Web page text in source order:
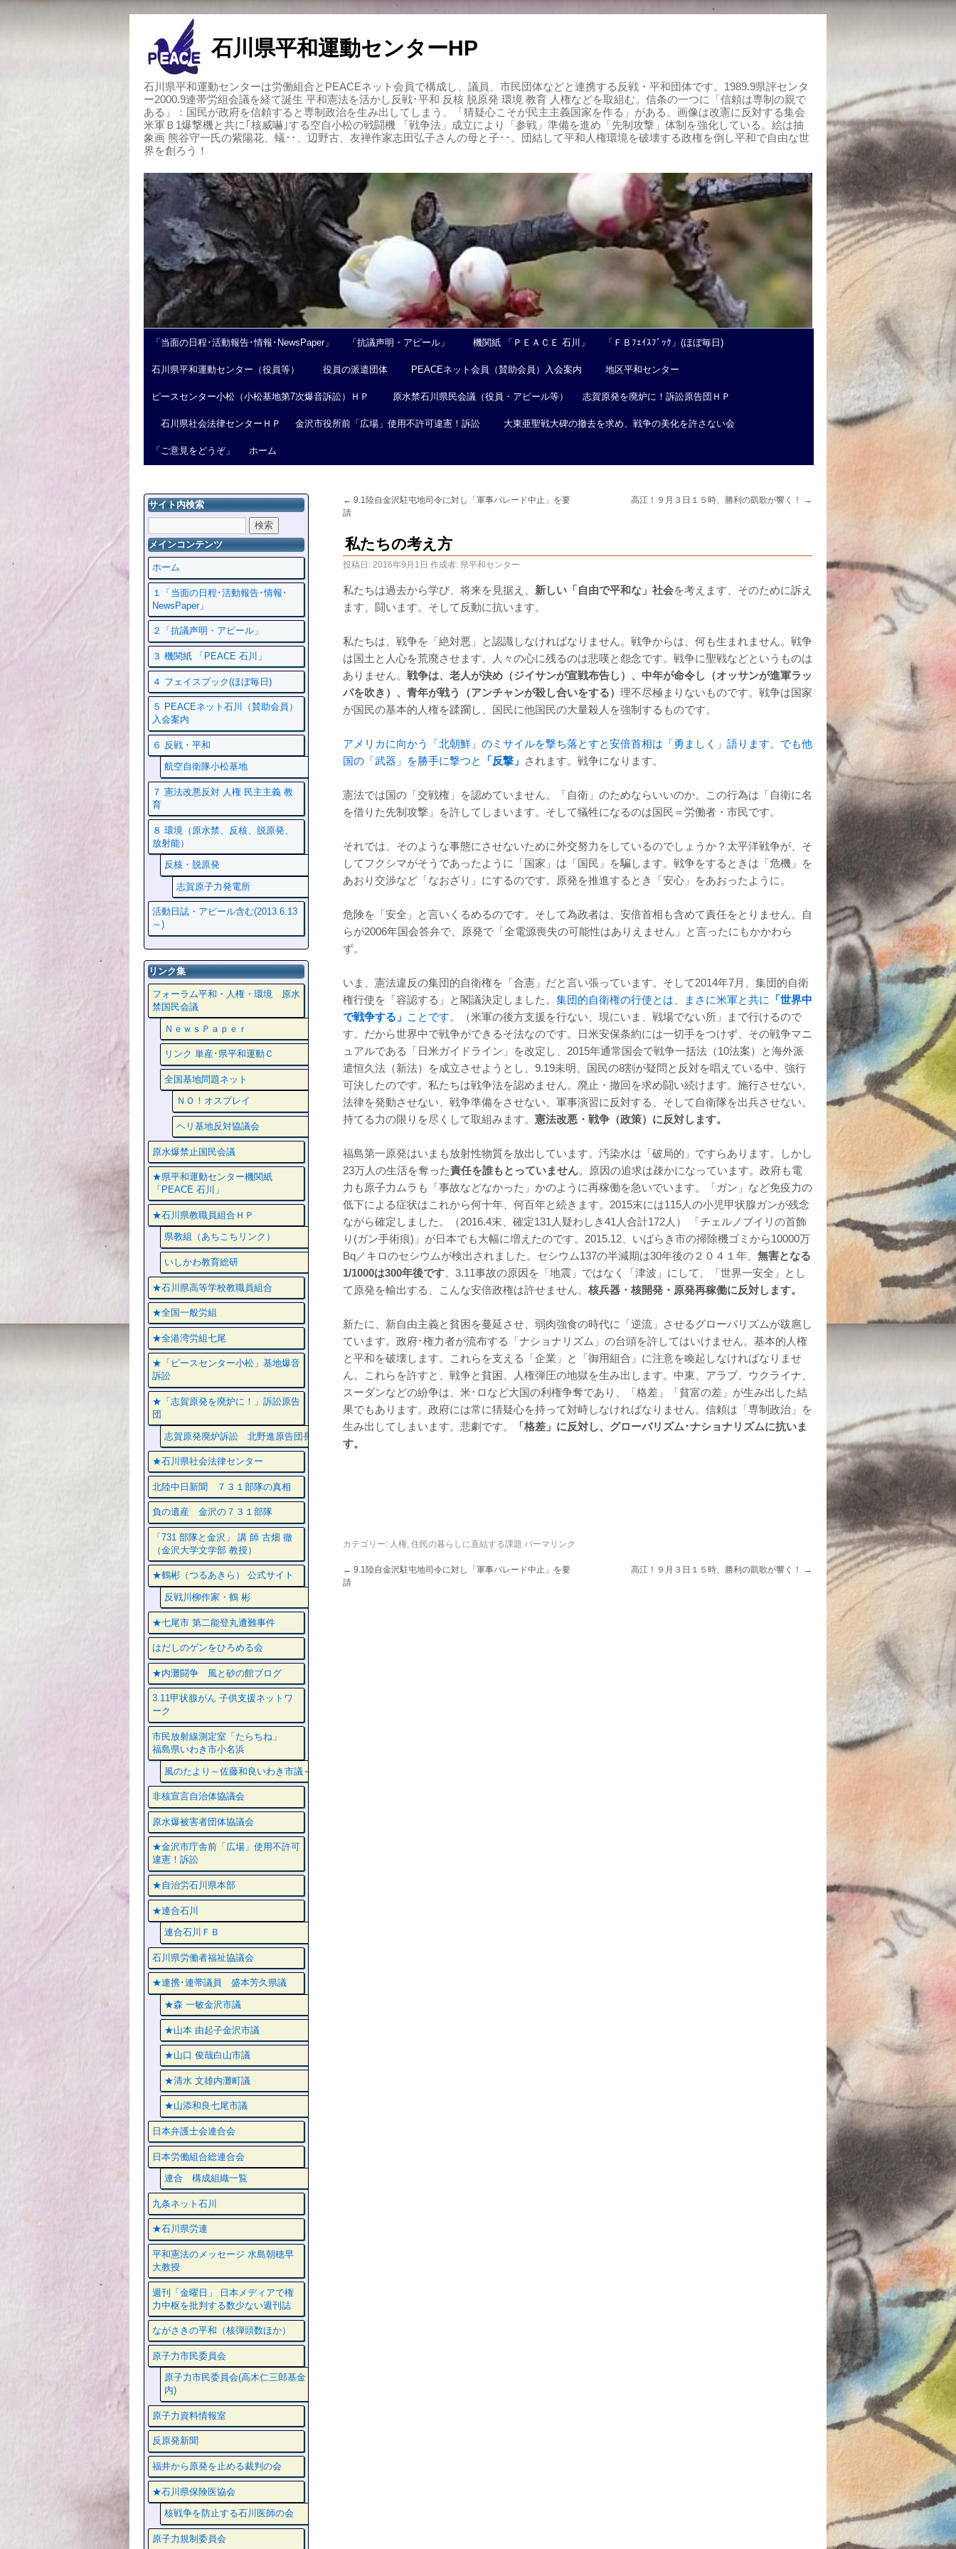
石川県平和運動センターHP
石川県平和運動センターは労働組合とPEACEネット会員で構成し、議員、市民団体などと連携する反戦・平和団体です。1989.9県評センタ
ー2000.9連帯労組会議を経て誕生 平和憲法を活かし反戦･平和 反核 脱原発 環境 教育 人権などを取組む。信条の一つに「信頼は専制の親で
ある」：国民が政府を信頼すると専制政治を生み出してしまう、「猜疑心こそが民主主義国家を作る」がある。画像は改憲に反対する集会
米軍Ｂ1爆撃機と共に｢核威嚇｣する空自小松の戦闘機 「戦争法」成立により「参戦」準備を進め「先制攻撃」体制を強化している。絵は抽
象画 熊谷守一氏の紫陽花、蟻･･、辺野古、友禅作家志田弘子さんの母と子･･。団結して平和人権環境を破壊する政権を倒し平和で自由な世
界を創ろう！
「当面の日程･活動報告･情報･NewsPaper」 「抗議声明・アピール」 機関紙 「ＰＥＡＣＥ 石川」 「ＦＢﾌｪｲｽﾌﾞｯｸ」(ほぼ毎日)
石川県平和運動センター（役員等） 役員の派遣団体 PEACEネット会員（賛助会員）入会案内 地区平和センター
ピースセンター小松（小松基地第7次爆音訴訟）ＨＰ 原水禁石川県民会議（役員・アピール等） 志賀原発を廃炉に！訴訟原告団ＨＰ
石川県社会法律センターＨＰ 金沢市役所前「広場」使用不許可違憲！訴訟 大東亜聖戦大碑の撤去を求め、戦争の美化を許さない会
「ご意見をどうぞ」 ホーム
← 9.1陸自金沢駐屯地司令に対し「軍事パレード中止」を要
請
高江！９月３日１５時、勝利の凱歌が響く！ →
私たちの考え方
投稿日: 2016年9月1日 作成者: 県平和センター
私たちは過去から学び、将来を見据え、 新しい「自由で平和な」社会を考えます、そのために訴え
ます、闘います。そして反動に抗います。
私たちは、戦争を「絶対悪」と認識しなければなりません。戦争からは、何も生まれません。戦争
は国土と人心を荒廃させます。人々の心に残るのは悲嘆と怨念です。戦争に聖戦などというものは
ありません。 戦争は、老人が決め（ジイサンが宣戦布告し）、中年が命令し（オッサンが進軍ラッ
パを吹き）、青年が戦う（アンチャンが殺し合いをする） 理不尽極まりないものです。戦争は国家
が国民の基本的人権を蹂躙し、国民に他国民の大量殺人を強制するものです。
アメリカに向かう「北朝鮮」のミサイルを撃ち落とすと安倍首相は「勇ましく」語ります。でも他
国の「武器」を勝手に撃つと
「 反撃」 されます。戦争になります。
憲法では国の「交戦権」を認めていません。「自衛」のためならいいのか。この行為は「自衛に名
を借りた先制攻撃」を許してしまいます。そして犠牲になるのは国民＝労働者・市民です。
それでは、そのような事態にさせないために外交努力をしているのでしょうか？太平洋戦争が、そ
してフクシマがそうであったように「国家」は「国民」を騙します。戦争をするときは「危機」を
あおり交渉など「なおざり」にするのです。原発を推進するとき「安心」をあおったように。
危険を「安全」と言いくるめるのです。そして為政者は、安倍首相も含めて責任をとりません。自
らが2006年国会答弁で、原発で「全電源喪失の可能性はありえません」と言ったにもかかわら
ず。
いま、憲法違反の集団的自衛権を「合憲」だと言い張っています。そして2014年7月、集団的自衛
権行使を「容認する」と閣議決定しました。 集団的自衛権の行使とは、まさに米軍と共に
「世界中
で戦争する」
ことです。（米軍の後方支援を行ない、現にいま、戦場でない所」まで行けるので
す。だから世界中で戦争ができるそ法なのです。日米安保条約には一切手をつけず、その戦争マニ
ュアルである「日米ガイドライン」を改定し、2015年通常国会で戦争一括法（10法案）と海外派
遣恒久法（新法）を成立させようとし、9.19未明、国民の8割が疑問と反対を唱えている中、強行
可決したのです。私たちは戦争法を認めません。廃止・撤回を求め闘い続けます。施行させない、
法律を発動させない、戦争準備をさせない、軍事演習に反対する、そして自衛隊を出兵させない。
持てる力の限りを尽くして取組みます。 憲法改悪・ 戦争（政策）に反対します。
福島第一原発はいまも放射性物質を放出しています。汚染水は「破局的」ですらあります。しかし
23万人の生活を奪った責任を誰もとっていません。原因の追求は疎かになっています。政府も電
力も原子力ムラも「事故などなかった」かのように再稼働を急いでいます。「ガン」など免疫力の
低下による症状はこれから何十年、何百年と続きます。2015末には115人の小児甲状腺ガンが残念
ながら確定しました。（2016.4末、確定131人疑わしき41人合計172人） 「チェルノブイリの首飾
り(ガン手術痕)」が日本でも大幅に増えたのです。2015.12、いばらき市の掃除機ゴミから10000万
Bq／キロのセシウムが検出されました。セシウム137の半減期は30年後の２０４１年、 無害となる
1/1000は300年後です。3.11事故の原因を「地震」ではなく「津波」にして、「世界一安全」とし
て原発を輸出する、こんな安倍政権は許せません。 核兵器・核開発・原発再稼働に反対します。
新たに、新自由主義と貧困を蔓延させ、弱肉強食の時代に「逆流」させるグローバリズムが跋扈し
ています。政府･権力者が流布する「ナショナリズム」の台頭を許してはいけません。基本的人権
と平和を破壊します。これらを支える「企業」と「御用組合」に注意を喚起しなければなりませ
ん。これらを許すと、戦争と貧困、人権弾圧の地獄を生み出します。中東、アラブ、ウクライナ、
スーダンなどの紛争は、米･ロなど大国の利権争奪であり、「格差」「貧富の差」が生み出した結
果でもあります。政府には常に猜疑心を持って対峙しなければなりません。信頼は「専制政治」を
生み出してしまいます。悲劇です。
「格差」に反対し、 グローバリズム･ナショナリズムに抗いま
す。
カテゴリー: 人権, 住民の暮らしに直結する課題 パーマリンク
← 9.1陸自金沢駐屯地司令に対し「軍事パレード中止」を要
請
高江！９月３日１５時、勝利の凱歌が響く！ →
サイト内検索
メインコンテンツ
ホーム
１「当面の日程･活動報告･情報･
NewsPaper」
２「抗議声明・アピール」
３ 機関紙 「PEACE 石川」
４ フェイスプック(ほぼ毎日)
５ PEACEネット石川（賛助会員）
入会案内
６ 反戦・平和
航空自衛隊小松基地
７ 憲法改悪反対 人権 民主主義 教
育
８ 環境（原水禁、反核、脱原発、
放射能）
反核・脱原発
志賀原子力発電所
活動日誌・アピール含む(2013.6.13
～)
リンク集
フォーラム平和・人権・環境 原水
禁国民会議
ＮｅｗｓＰａｐｅｒ
リンク 単産･県平和運動Ｃ
全国基地問題ネット
ＮＯ！オスプレイ
ヘリ基地反対協議会
原水爆禁止国民会議
★県平和運動センター機関紙
「PEACE 石川」
★石川県教職員組合ＨＰ
県教組（あちこちリンク）
いしかわ教育総研
★石川県高等学校教職員組合
★全国一般労組
★全港湾労組七尾
★「ピースセンター小松」基地爆音
訴訟
★「志賀原発を廃炉に！」訴訟原告
団
志賀原発廃炉訴訟 北野進原告団長
★石川県社会法律センター
北陸中日新聞 ７３１部隊の真相
負の遺産 金沢の７３１部隊
「731 部隊と金沢」 講 師 古畑 徹
（金沢大学文学部 教授）
★鶴彬（つるあきら） 公式サイト
反戦川柳作家・鶴 彬
★七尾市 第二能登丸遭難事件
はだしのゲンをひろめる会
★内灘闘争 風と砂の館ブログ
3.11甲状腺がん 子供支援ネットワ
ーク
市民放射線測定室「たらちね」
福島県いわき市小名浜
風のたより～佐藤和良いわき市議～
非核宣言自治体協議会
原水爆被害者団体協議会
★金沢市庁舎前「広場」使用不許可
違憲！訴訟
★自治労石川県本部
★連合石川
連合石川ＦＢ
石川県労働者福祉協議会
★連携･連帯議員 盛本芳久県議
★森 一敏金沢市議
★山本 由起子金沢市議
★山口 俊哉白山市議
★清水 文雄内灘町議
★山添和良七尾市議
日本弁護士会連合会
日本労働組合総連合会
連合 構成組織一覧
九条ネット石川
★石川県労連
平和憲法のメッセージ 水島朝穂早
大教授
週刊「金曜日」 日本メディアで権
力中枢を批判する数少ない週刊誌
ながさきの平和（核弾頭数ほか）
原子力市民委員会
原子力市民委員会(高木仁三郎基金
内)
原子力資料情報室
反原発新聞
福井から原発を止める裁判の会
★石川県保険医協会
核戦争を防止する石川医師の会
原子力規制委員会